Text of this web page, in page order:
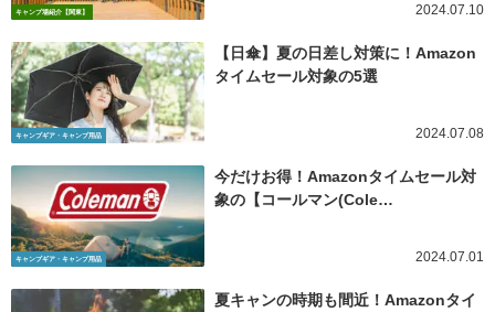
キャンプ場紹介【関東】 2024.07.10
キャンプギア・キャンプ用品
【日傘】夏の日差し対策に！Amazon
タイムセール対象の5選
2024.07.08
キャンプギア・キャンプ用品
今だけお得！Amazonタイムセール対
象の【コールマン(Cole…
2024.07.01
夏キャンの時期も間近！Amazonタイ